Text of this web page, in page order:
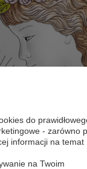
do
- zarówno
informacji na temat
na Twoim